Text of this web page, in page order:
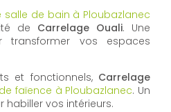
de bain à Ploubazlanec
de Carrelage Ouali. Une
transformer vos espaces
et fonctionnels, Carrelage
faïence à Ploubazlanec. Un
vos intérieurs.